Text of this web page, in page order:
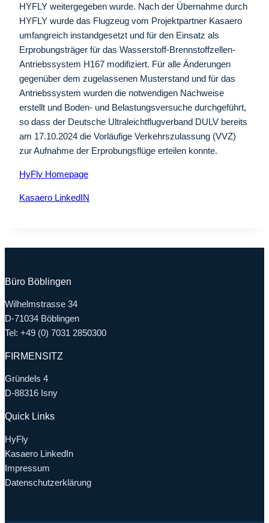
HYFLY weitergegeben wurde. Nach der Übernahme durch
HYFLY wurde das Flugzeug vom Projektpartner Kasaero
umfangreich instandgesetzt und für den Einsatz als
Erprobungsträger für das Wasserstoff-Brennstoffzellen-
Antriebssystem H167 modifiziert. Für alle Änderungen
gegenüber dem zugelassenen Musterstand und für das
Antriebssystem wurden die notwendigen Nachweise
erstellt und Boden- und Belastungsversuche durchgeführt,
so dass der Deutsche Ultraleichtflugverband DULV bereits
am 17.10.2024 die Vorläufige Verkehrszulassung (VVZ)
zur Aufnahme der Erprobungsflüge erteilen konnte.
HyFly Homepage
Kasaero LinkedIN
Büro Böblingen
Wilhelmstrasse 34
D-71034 Böblingen
Tel: +49 (0) 7031 2850300
FIRMENSITZ
Gründels 4
D-88316 Isny
Quick Links
HyFly
Kasaero LinkedIn
Impressum
Datenschutzerklärung